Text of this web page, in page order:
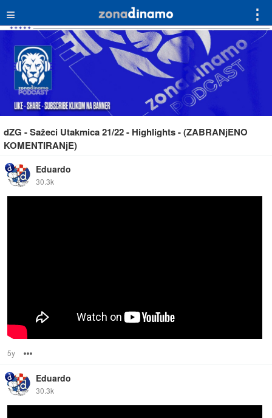
≡ ⋮
dZG - Sažeci Utakmica 21/22 - Highlights - (ZABRANjENO
KOMENTIRANjE)
Eduardo
30.3k
5y
Eduardo
30.3k